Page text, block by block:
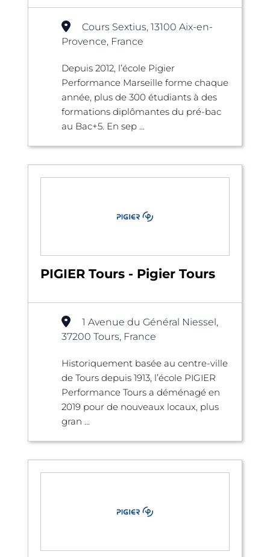
Cours Sextius, 13100 Aix-en-
Provence, France
Depuis 2012, l’école Pigier
Performance Marseille forme chaque
année, plus de 300 étudiants à des
formations diplômantes du pré-bac
au Bac+5. En sep ...
PIGIER Tours - Pigier Tours
1 Avenue du Général Niessel,
37200 Tours, France
Historiquement basée au centre-ville
de Tours depuis 1913, l’école PIGIER
Performance Tours a déménagé en
2019 pour de nouveaux locaux, plus
gran ...